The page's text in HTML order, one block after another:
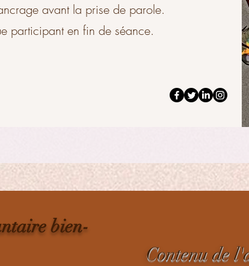
avant la prise de parole.
participant en fin de séance.
bien-
Contenu de